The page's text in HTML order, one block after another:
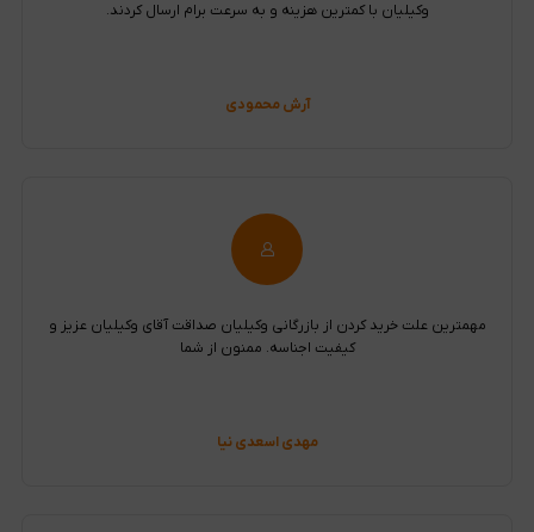
وکیلیان با کمترین هزینه و به سرعت برام ارسال کردند.
آرش محمودی
مهمترین علت خرید کردن از بازرگانی وکیلیان صداقت آقای وکیلیان عزیز و
کیفیت اجناسه. ممنون از شما
مهدی اسعدی نیا